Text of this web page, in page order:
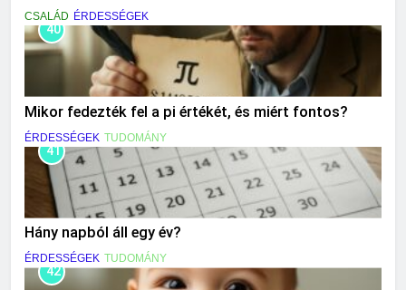
CSALÁD ÉRDESSÉGEK
40
Mikor fedezték fel a pi értékét, és miért fontos?
ÉRDESSÉGEK TUDOMÁNY
41
Hány napból áll egy év?
ÉRDESSÉGEK TUDOMÁNY
42